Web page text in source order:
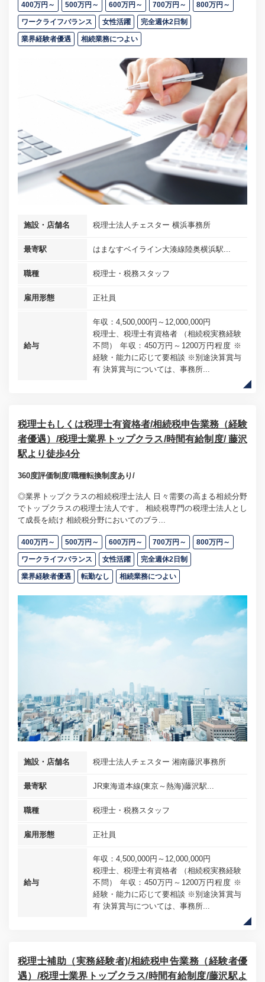
400万円～ 500万円～ 600万円～ 700万円～ 800万円～
ワークライフバランス 女性活躍 完全週休2日制
業界経験者優遇 相続業務につよい
施設・店舗名 税理士法人チェスター 横浜事務所
最寄駅 はまなすベイライン大湊線陸奥横浜駅...
職種 税理士・税務スタッフ
雇用形態 正社員
給与
年収：4,500,000円～12,000,000円
税理士、税理士有資格者 （相続税実務経験
不問） 年収：450万円～1200万円程度 ※
経験・能力に応じて要相談 ※別途決算賞与
有 決算賞与については、事務所...
税理士もしくは税理士有資格者/相続税申告業務（経験
者優遇）/税理士業界トップクラス/時間有給制度/ 藤沢
駅より徒歩4分
360度評価制度/職種転換制度あり/
◎業界トップクラスの相続税理士法人 日々需要の高まる相続分野
でトップクラスの税理士法人です。 相続税専門の税理士法人とし
て成長を続け 相続税分野においてのブラ...
400万円～ 500万円～ 600万円～ 700万円～ 800万円～
ワークライフバランス 女性活躍 完全週休2日制
業界経験者優遇 転勤なし 相続業務につよい
施設・店舗名 税理士法人チェスター 湘南藤沢事務所
最寄駅 JR東海道本線(東京～熱海)藤沢駅...
職種 税理士・税務スタッフ
雇用形態 正社員
給与
年収：4,500,000円～12,000,000円
税理士、税理士有資格者 （相続税実務経験
不問） 年収：450万円～1200万円程度 ※
経験・能力に応じて要相談 ※別途決算賞与
有 決算賞与については、事務所...
税理士補助（実務経験者)/相続税申告業務（経験者優
遇）/税理士業界トップクラス/時間有給制度/藤沢駅よ